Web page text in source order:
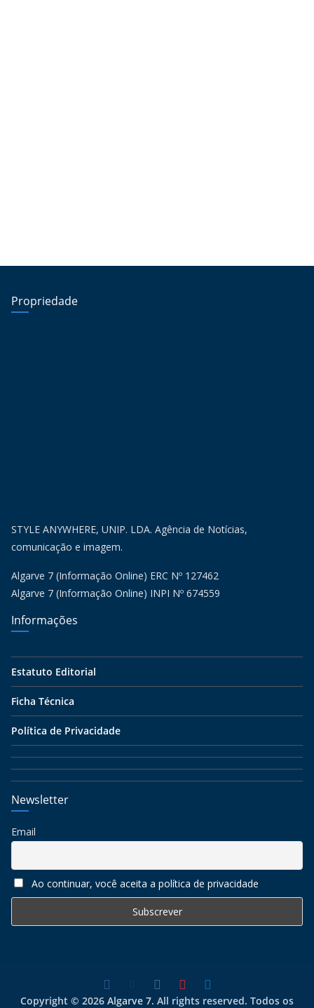
Propriedade
STYLE ANYWHERE, UNIP. LDA. Agência de Notícias,
comunicação e imagem.
Algarve 7 (Informação Online) ERC Nº 127462
Algarve 7 (Informação Online) INPI Nº 674559
Informações
Estatuto Editorial
Ficha Técnica
Política de Privacidade
Newsletter
Email
Ao continuar, você aceita a política de privacidade
Copyright © 2026 Algarve 7. All rights reserved. Todos os